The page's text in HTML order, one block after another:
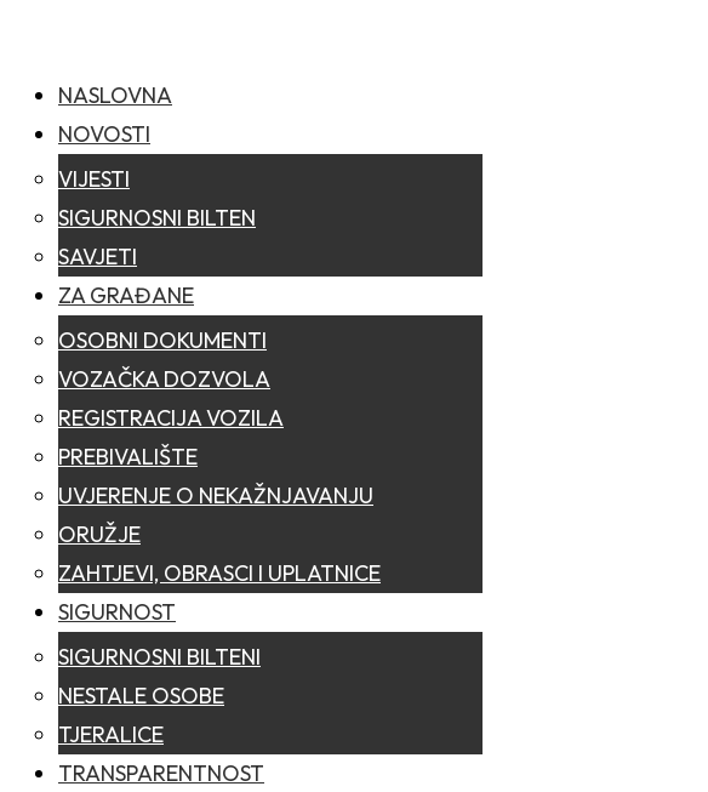
NASLOVNA
NOVOSTI
VIJESTI
SIGURNOSNI BILTEN
SAVJETI
ZA GRAĐANE
OSOBNI DOKUMENTI
VOZAČKA DOZVOLA
REGISTRACIJA VOZILA
PREBIVALIŠTE
UVJERENJE O NEKAŽNJAVANJU
ORUŽJE
ZAHTJEVI, OBRASCI I UPLATNICE
SIGURNOST
SIGURNOSNI BILTENI
NESTALE OSOBE
TJERALICE
TRANSPARENTNOST